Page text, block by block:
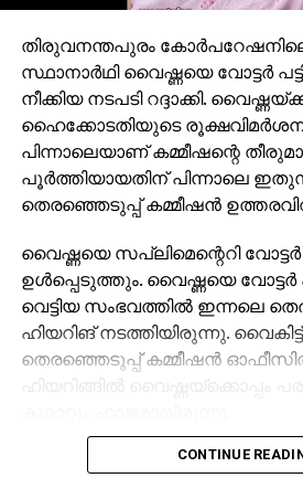
തിരുവനന്തപുരം
സ്ഥാനാര്‍ഥി വൈഷ്ണയെ വോട്ടര്‍
നീക്കിയ നടപടി റദ്ദാക്കി.
ഹൈക്കോടതിയുടെ
പിന്നാലെയാണ് കമ്മീഷന്റെ
പൂര്‍ത്തിയായതിന് പിന്നാലെ
തെരഞ്ഞെടുപ്പ് കമ്മീഷന്‍
വൈഷ്ണയെ സപ്ലിമെന്റെറി വോട്ടര്‍
ഉള്‍പ്പെടുത്തും. വൈഷ്ണയെ വോട്ടര്‍
വെട്ടിയ സംഭവത്തില്‍ ഇന്നലെ
ഹിയറിങ് നടത്തിയിരുന്നു.
തെരഞ്ഞെടുപ്പ് കമ്മീഷന്‍
ഹിയറിങ്ങില്‍ വൈഷ്ണയ്‌ക്കൊപ്പം
വൈഷ്ണയുടെ ഹരജിയില്‍
CONTINUE